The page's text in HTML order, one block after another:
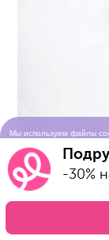
Мы используем файлы
использования cookie-
-30%